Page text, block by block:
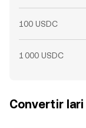
100 USDC
1 000 USDC
Convertir lari